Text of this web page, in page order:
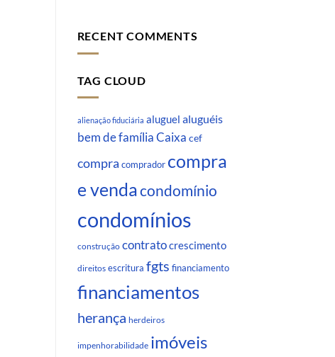
RECENT COMMENTS
TAG CLOUD
alienação fiduciária aluguel aluguéis
bem de família Caixa cef
compra comprador compra
e vendacondomínio
condomínios
construção contratocrescimento
direitos escritura fgts financiamento
financiamentos
herança herdeiros
impenhorabilidade imóveis